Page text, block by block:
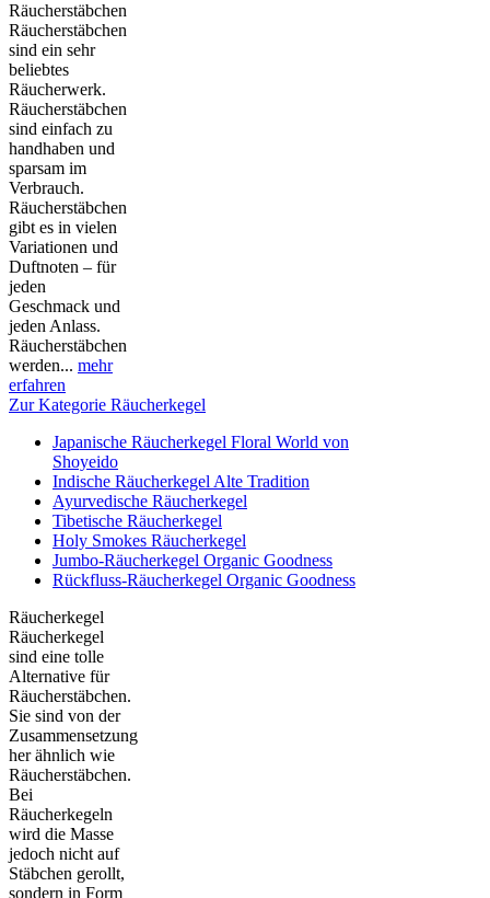
Räucherstäbchen
Räucherstäbchen
sind ein sehr
beliebtes
Räucherwerk.
Räucherstäbchen
sind einfach zu
handhaben und
sparsam im
Verbrauch.
Räucherstäbchen
gibt es in vielen
Variationen und
Duftnoten – für
jeden
Geschmack und
jeden Anlass.
Räucherstäbchen
werden... mehr
erfahren
Zur Kategorie Räucherkegel
Japanische Räucherkegel Floral World von
Shoyeido
Indische Räucherkegel Alte Tradition
Ayurvedische Räucherkegel
Tibetische Räucherkegel
Holy Smokes Räucherkegel
Jumbo-Räucherkegel Organic Goodness
Rückfluss-Räucherkegel Organic Goodness
Räucherkegel
Räucherkegel
sind eine tolle
Alternative für
Räucherstäbchen.
Sie sind von der
Zusammensetzung
her ähnlich wie
Räucherstäbchen.
Bei
Räucherkegeln
wird die Masse
jedoch nicht auf
Stäbchen gerollt,
sondern in Form